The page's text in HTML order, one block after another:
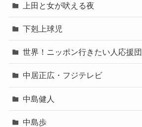
上田と女が吠える夜
下剋上球児
世界！ニッポン行きたい人応援団
中居正広・フジテレビ
中島健人
中島歩